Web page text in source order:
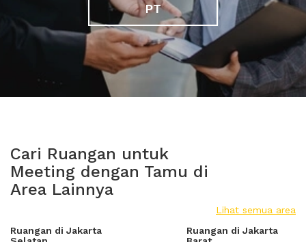
PT
Cari Ruangan untuk
Meeting dengan Tamu di
Area Lainnya
Lihat semua area
Ruangan di Jakarta
Ruangan di Jakarta